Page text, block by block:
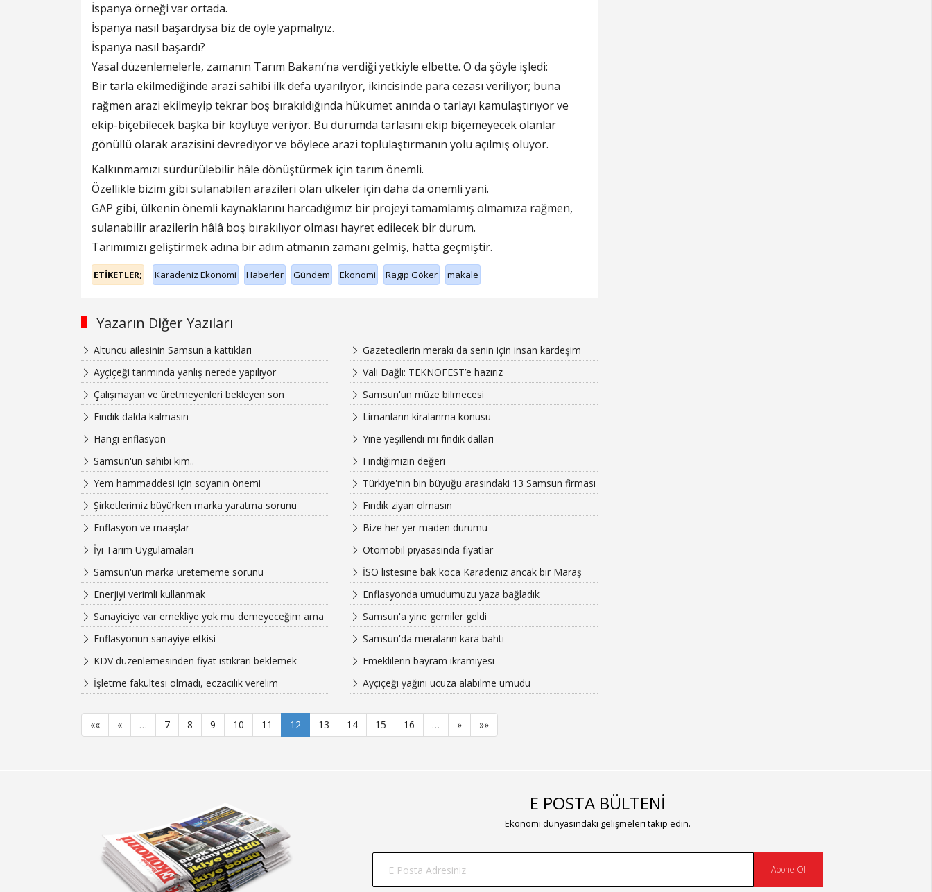
İspanya örneği var ortada.
İspanya nasıl başardıysa biz de öyle yapmalıyız.
İspanya nasıl başardı?
Yasal düzenlemelerle, zamanın Tarım Bakanı’na verdiği yetkiyle elbette. O da şöyle işledi:
Bir tarla ekilmediğinde arazi sahibi ilk defa uyarılıyor, ikincisinde para cezası veriliyor; buna
rağmen arazi ekilmeyip tekrar boş bırakıldığında hükümet anında o tarlayı kamulaştırıyor ve
ekip-biçebilecek başka bir köylüye veriyor. Bu durumda tarlasını ekip biçemeyecek olanlar
gönüllü olarak arazisini devrediyor ve böylece arazi toplulaştırmanın yolu açılmış oluyor.
Kalkınmamızı sürdürülebilir hâle dönüştürmek için tarım önemli.
Özellikle bizim gibi sulanabilen arazileri olan ülkeler için daha da önemli yani.
GAP gibi, ülkenin önemli kaynaklarını harcadığımız bir projeyi tamamlamış olmamıza rağmen,
sulanabilir arazilerin hâlâ boş bırakılıyor olması hayret edilecek bir durum.
Tarımımızı geliştirmek adına bir adım atmanın zamanı gelmiş, hatta geçmiştir.
ETİKETLER; Karadeniz Ekonomi Haberler Gündem Ekonomi Ragıp Göker makale
Yazarın Diğer Yazıları
Altuncu ailesinin Samsun'a kattıkları
Gazetecilerin merakı da senin için insan kardeşim
Ayçiçeği tarımında yanlış nerede yapılıyor
Vali Dağlı: TEKNOFEST’e hazırız
Çalışmayan ve üretmeyenleri bekleyen son
Samsun'un müze bilmecesi
Fındık dalda kalmasın
Limanların kiralanma konusu
Hangi enflasyon
Yine yeşillendi mi fındık dalları
Samsun'un sahibi kim..
Fındığımızın değeri
Yem hammaddesi için soyanın önemi
Türkiye'nin bin büyüğü arasındaki 13 Samsun firması
Şirketlerimiz büyürken marka yaratma sorunu
Fındık ziyan olmasın
Enflasyon ve maaşlar
Bize her yer maden durumu
İyi Tarım Uygulamaları
Otomobil piyasasında fiyatlar
Samsun'un marka üretememe sorunu
İSO listesine bak koca Karadeniz ancak bir Maraş
Enerjiyi verimli kullanmak
Enflasyonda umudumuzu yaza bağladık
Sanayiciye var emekliye yok mu demeyeceğim ama
Samsun'a yine gemiler geldi
Enflasyonun sanayiye etkisi
Samsun'da meraların kara bahtı
KDV düzenlemesinden fiyat istikrarı beklemek
Emeklilerin bayram ikramiyesi
İşletme fakültesi olmadı, eczacılık verelim
Ayçiçeği yağını ucuza alabilme umudu
«« « … 7 8 9 10 11 12 13 14 15 16 … » »»
E POSTA BÜLTENİ
Ekonomi dünyasındaki gelişmeleri takip edin.
Abone Ol